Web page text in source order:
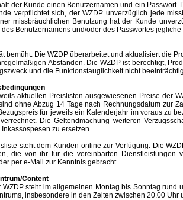
der Kunde einen Benutzernamenund ein Passwort.
verpflichtet sich, der WZDP unverzüglich jede
missbräuchlichen Benutzung hat der Kunde
des Benutzernamens und/oder des Passwortes jegliche
Die WZDP überarbeitet und aktualisiert die
Abständen. Die WZDP ist berechtigt,
und die Funktionstauglichkeit nicht
Preislisten ausgewiesenen Preise der
ohne Abzug 14 Tage nach Rechnungsdatum zur
für jeweils ein Kalenderjahr im voraus zu
Die Geltendmachung weiteren
zu ersetzen.
steht dem Kunden online zur Verfügung. Die
die von ihr für die vereinbarten
per e-Mail zur Kenntnis gebracht.
Content
steht im allgemeinen Montag bis Sonntag rund
insbesondere in den Zeiten zwischen 20.00 Uhr